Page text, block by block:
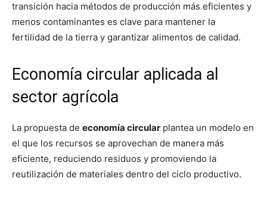
transición hacia métodos de producción más eficientes y
menos contaminantes es clave para mantener la
fertilidad de la tierra y garantizar alimentos de calidad.
Economía circular aplicada al
sector agrícola
La propuesta de economía circular plantea un modelo en
el que los recursos se aprovechan de manera más
eficiente, reduciendo residuos y promoviendo la
reutilización de materiales dentro del ciclo productivo.